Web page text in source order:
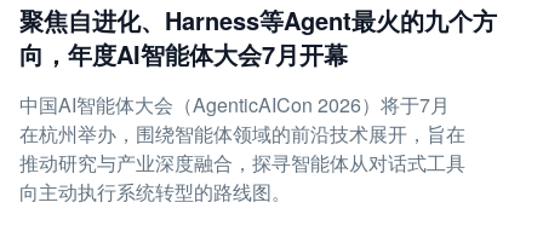
聚焦自进化、Harness等Agent最火的九个方
向，年度AI智能体大会7月开幕
中国AI智能体大会（AgenticAICon 2026）将于7月
在杭州举办，围绕智能体领域的前沿技术展开，旨在
推动研究与产业深度融合，探寻智能体从对话式工具
向主动执行系统转型的路线图。